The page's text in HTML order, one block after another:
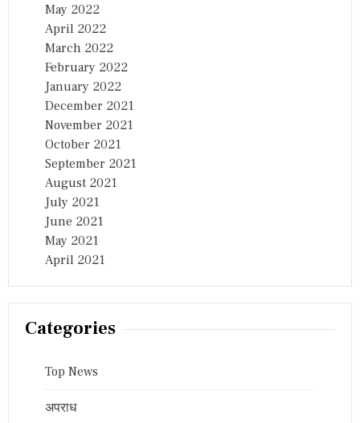
May 2022
April 2022
March 2022
February 2022
January 2022
December 2021
November 2021
October 2021
September 2021
August 2021
July 2021
June 2021
May 2021
April 2021
Categories
Top News
अपराध